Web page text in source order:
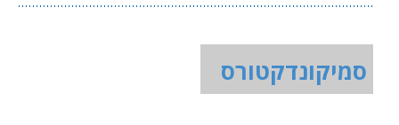
סמיקונדקטורס